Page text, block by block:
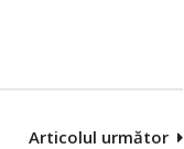
Articolul următor